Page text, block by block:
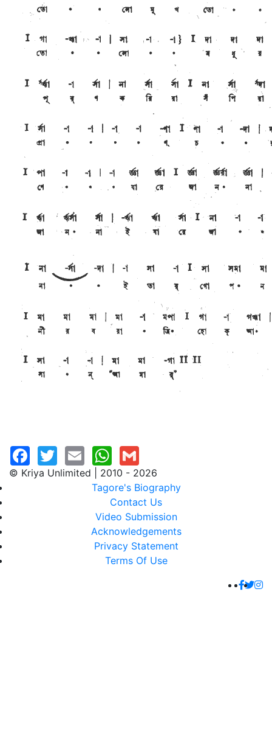
© Kriya Unlimited | 2010 - 2026
Tagore's Biography
Contact Us
Video Submission
Acknowledgements
Privacy Statement
Terms Of Use